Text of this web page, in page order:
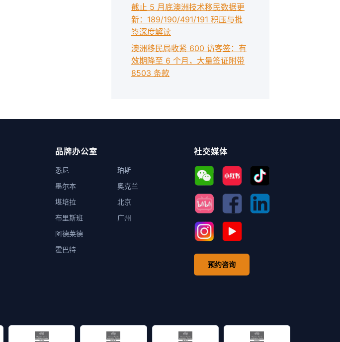
截止 5 月底澳洲技术移民数据更
新：189/190/491/191 积压与批
签深度解读
澳洲移民局收紧 600 访客签：有
效期降至 6 个月，大量签证附带
8503 条款
品牌办公室
悉尼
墨尔本
堪培拉
布里斯班
阿德莱德
霍巴特
珀斯
奥克兰
北京
广州
社交媒体
预约咨询